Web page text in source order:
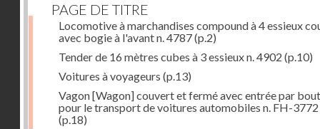
PAGE DE TITRE
Locomotive à marchandises compound à 4 essieux
avec bogie à l'avant n. 4787(p.2)
Tender de 16 mètres cubes à 3 essieux n. 4902 (p.10)
Voitures à voyageurs (p.13)
Vagon [Wagon] couvert et fermé avec entrée par
pour le transport de voitures automobiles n. FH-3772
(p.18)